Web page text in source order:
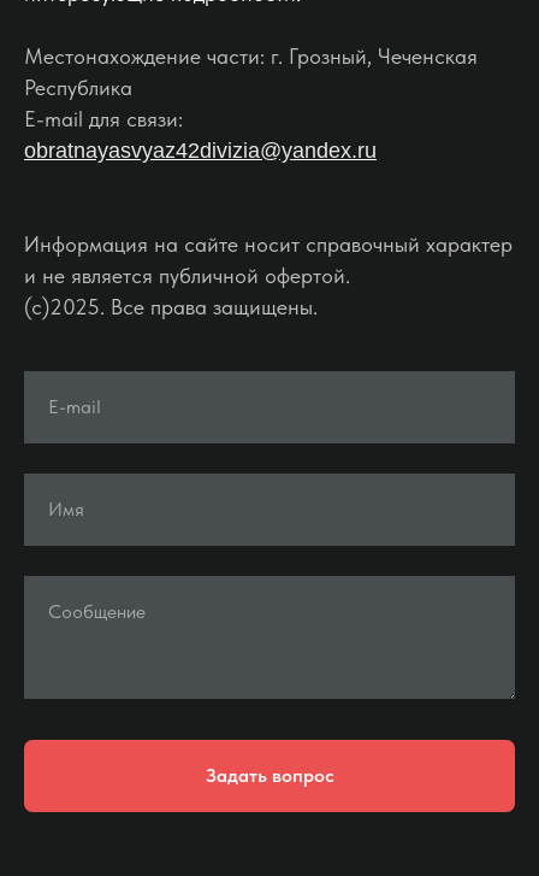
Местонахождение части: г. Грозный, Чеченская
Республика
E-mail для связи:
obratnayasvyaz42divizia@yandex.ru
Информация на сайте носит справочный характер
и не является публичной офертой.
(c)2025. Все права защищены.
E-mail
Имя
Сообщение
Задать вопрос